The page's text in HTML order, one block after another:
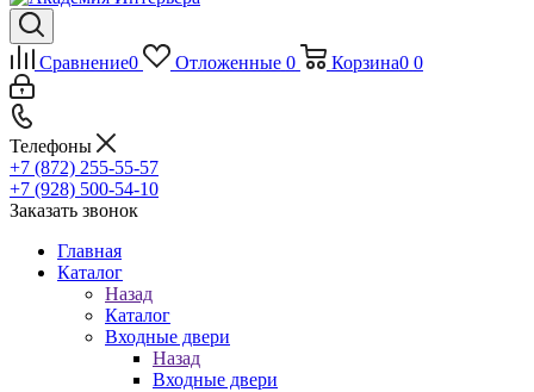
Сравнение0 Отложенные 0 Корзина0 0
Телефоны
+7 (872) 255-55-57
+7 (928) 500-54-10
Заказать звонок
Главная
Каталог
Назад
Каталог
Входные двери
Назад
Входные двери